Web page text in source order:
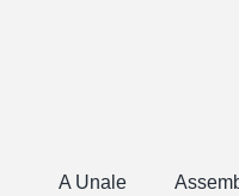
A Unale